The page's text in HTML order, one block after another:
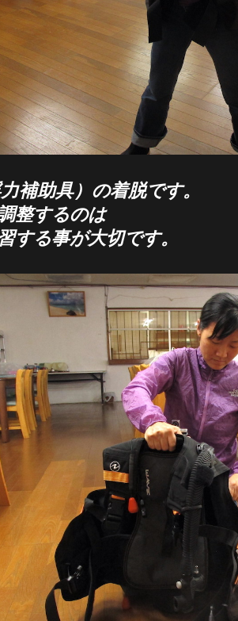
補助具）の着脱です。
整するのは
する事が大切です。